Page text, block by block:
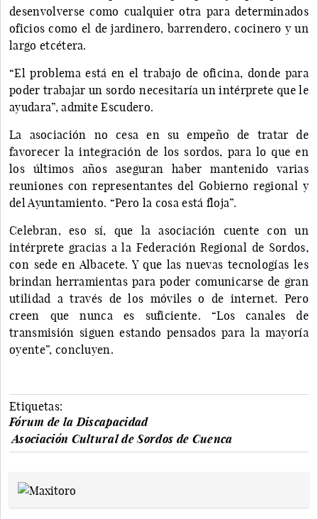
desenvolverse como cualquier otra para determinados
oficios como el de jardinero, barrendero, cocinero y un
largo etcétera.
“El problema está en el trabajo de oficina, donde para
poder trabajar un sordo necesitaría un intérprete que le
ayudara”, admite Escudero.
La asociación no cesa en su empeño de tratar de
favorecer la integración de los sordos, para lo que en
los últimos años aseguran haber mantenido varias
reuniones con representantes del Gobierno regional y
del Ayuntamiento. “Pero la cosa está floja”.
Celebran, eso sí, que la asociación cuente con un
intérprete gracias a la Federación Regional de Sordos,
con sede en Albacete. Y que las nuevas tecnologías les
brindan herramientas para poder comunicarse de gran
utilidad a través de los móviles o de internet. Pero
creen que nunca es suficiente. “Los canales de
transmisión siguen estando pensados para la mayoría
oyente”, concluyen.
Etiquetas:
Fórum de la Discapacidad
Asociación Cultural de Sordos de Cuenca